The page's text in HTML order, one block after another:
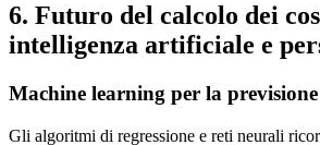
6. Futuro del calcolo dei
intelligenza artificiale e
Machine learning per la
Gli algoritmi di regressione e reti neurali